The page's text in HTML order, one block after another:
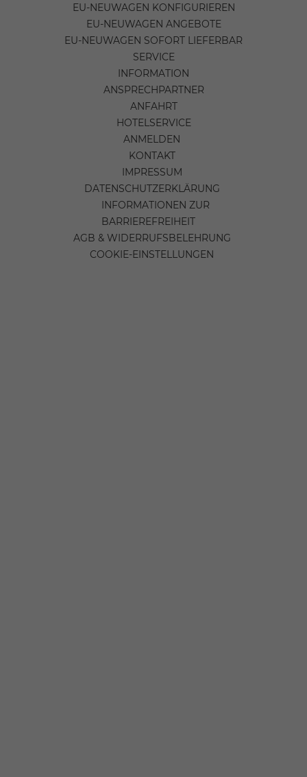
EU-NEUWAGEN KONFIGURIEREN
EU-NEUWAGEN ANGEBOTE
EU-NEUWAGEN SOFORT LIEFERBAR
SERVICE
INFORMATION
ANSPRECHPARTNER
ANFAHRT
HOTELSERVICE
ANMELDEN
KONTAKT
IMPRESSUM
DATENSCHUTZERKLÄRUNG
INFORMATIONEN ZUR
BARRIEREFREIHEIT
AGB & WIDERRUFSBELEHRUNG
COOKIE-EINSTELLUNGEN